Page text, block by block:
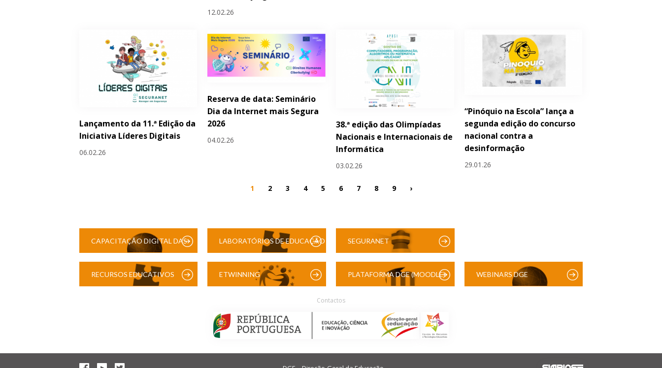
12.02.26
Lançamento da 11.ª Edição da
Iniciativa Líderes Digitais
06.02.26
Reserva de data: Seminário
Dia da Internet mais Segura
2026
04.02.26
38.ª edição das Olimpíadas
Nacionais e Internacionais de
Informática
03.02.26
“Pinóquio na Escola” lança a
segunda edição do concurso
nacional contra a
desinformação
29.01.26
1 2 3 4 5 6 7 8 9 ›
CAPACITAÇÃO DIGITAL DAS LABORATÓRIOS DE EDUCAÇÃO SEGURANET
RECURSOS EDUCATIVOS ETWINNING PLATAFORMA DGE (MOODLE) WEBINARS DGE
Contactos